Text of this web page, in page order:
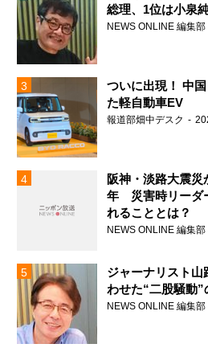
総理、1位は小泉
NEWS ONLINE 編集部
ついに出現！ 中
た軽自動車EV
報道部畑中デスク
阪神・淡路大震災
年 災害時リーダ
れることとは？
NEWS ONLINE 編集部
ジャーナリスト山
わせた“二股騒動”
NEWS ONLINE 編集部